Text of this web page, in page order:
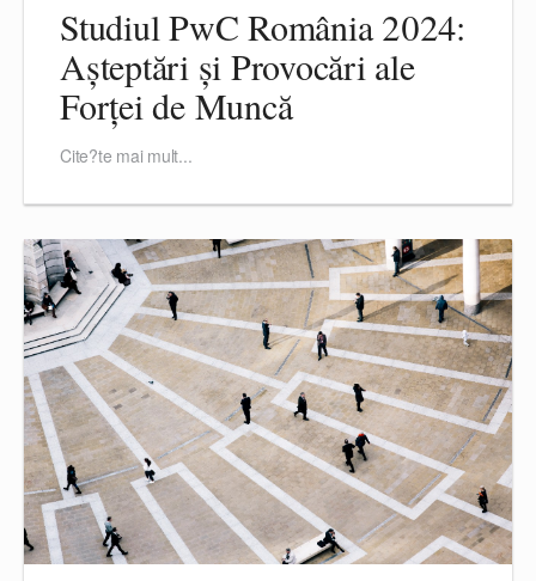
Studiul PwC România 2024:
Așteptări și Provocări ale
Forței de Muncă
Cite?te mai mult...